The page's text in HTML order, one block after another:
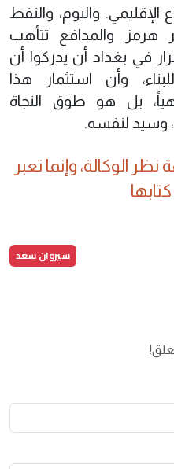
واليوم، والنفط
هرمز والمدافع تتأهب
في بغداد أن يدركوا أن
وأن استثمار هذا
بل هو طوق النجاة
وسيد لنفسه.
الوكالة، وإنما تعبر
سيروان سعد